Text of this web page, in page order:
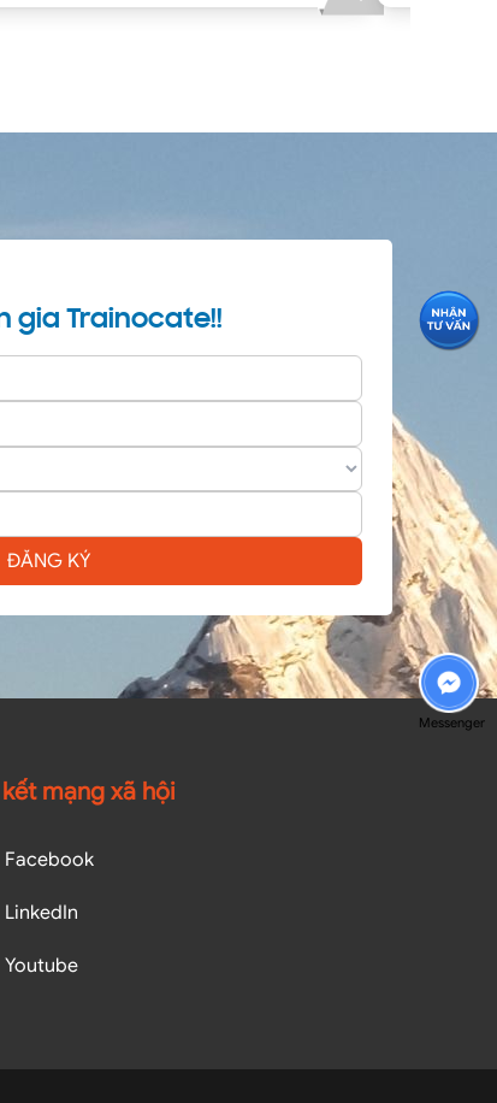
gia Trainocate!!
ĐĂNG KÝ
mạng xã hội
Facebook
LinkedIn
Youtube
Messenger